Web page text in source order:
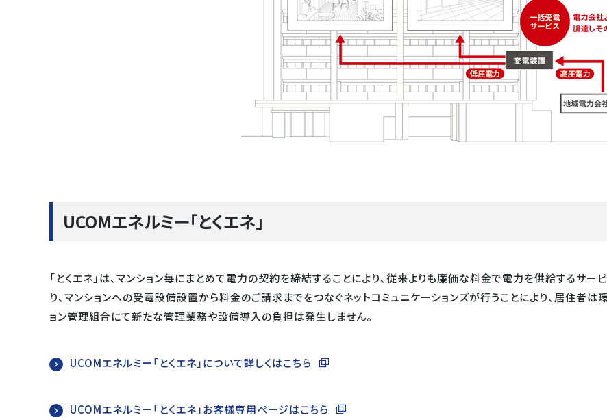
UCOMエネルミー「とくエネ」
「とくエネ」は、マンション毎にまとめて電力の契約を締結することにより、従来よりも廉価な料金で電力を供給するサ
り、マンションへの受電設備設置から料金のご請求までをつなぐネットコミュニケーションズが行うことにより、居住者
ョン管理組合にて新たな管理業務や設備導入の負担は発生しません。
UCOMエネルミー「とくエネ」について詳しくはこちら
UCOMエネルミー「とくエネ」お客様専用ページはこちら